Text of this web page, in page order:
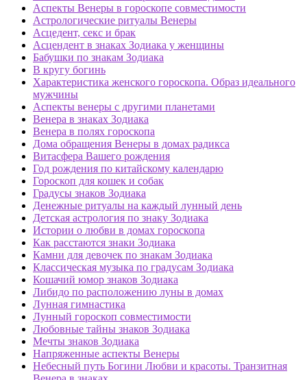
Аспекты Венеры в гороскопе совместимости
Астрологические ритуалы Венеры
Асцедент, секс и брак
Асцендент в знаках Зодиака у женщины
Бабушки по знакам Зодиака
В кругу богинь
Характеристика женского гороскопа. Образ идеального
мужчины
Аспекты венеры с другими планетами
Венера в знаках Зодиака
Венера в полях гороскопа
Дома обращения Венеры в домах радикса
Витасфера Вашего рождения
Год рождения по китайскому календарю
Гороскоп для кошек и собак
Градусы знаков Зодиака
Денежные ритуалы на каждый лунный день
Детская астрология по знаку Зодиака
Истории о любви в домах гороскопа
Как расстаются знаки Зодиака
Камни для девочек по знакам Зодиака
Классическая музыка по градусам Зодиака
Кошачий юмор знаков Зодиака
Либидо по расположению луны в домах
Лунная гимнастика
Лунный гороскоп совместимости
Любовные тайны знаков Зодиака
Мечты знаков Зодиака
Напряженные аспекты Венеры
Небесный путь Богини Любви и красоты. Транзитная